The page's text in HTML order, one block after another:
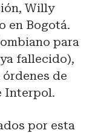
Willy
en Bogotá.
para
fallecido),
de
Interpol.
por esta